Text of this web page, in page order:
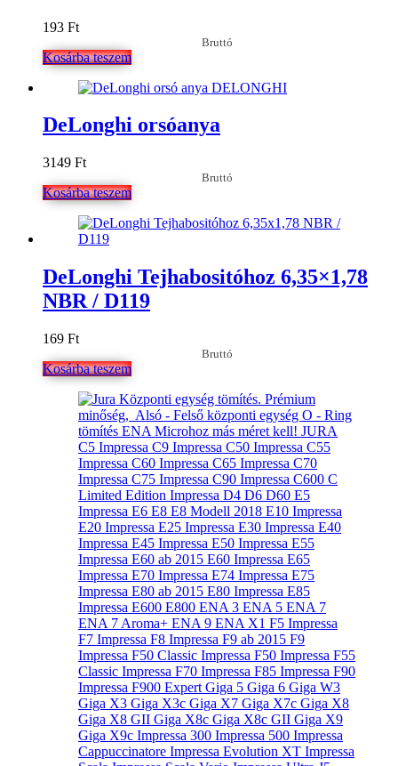
193 Ft
Bruttó
Kosárba teszem
DeLonghi orsóanya
3149 Ft
Bruttó
Kosárba teszem
DeLonghi Tejhabositóhoz 6,35×1,78
NBR / D119
169 Ft
Bruttó
Kosárba teszem